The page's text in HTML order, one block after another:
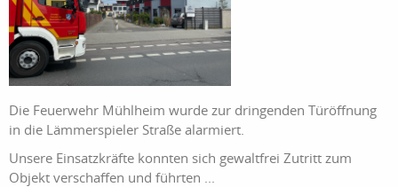
Die Feuerwehr Mühlheim wurde zur dringenden Türöffnung
in die Lämmerspieler Straße alarmiert.
Unsere Einsatzkräfte konnten sich gewaltfrei Zutritt zum
Objekt verschaffen und führten ...